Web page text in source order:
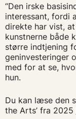
“Den irske
interessant, fordi
direkte har vist,
kunstnerne både
større indtjening
geninvesteringer
med for at se,
hun.
Du kan læse den
the Arts’ fra 2025